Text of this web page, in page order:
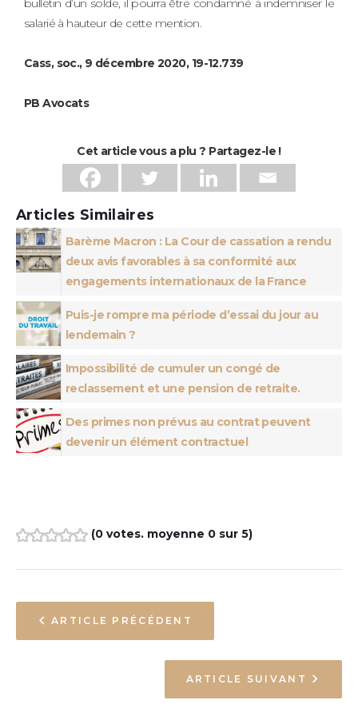
bulletin d’un solde, il pourra être condamné à indemniser le
salarié à hauteur de cette mention.
Cass, soc., 9 décembre 2020, 19-12.739
PB Avocats
Cet article vous a plu ? Partagez-le !
Articles Similaires
Barème Macron : La Cour de cassation a rendu
deux avis favorables à sa conformité aux
engagements internationaux de la France
Puis-je rompre ma période d’essai du jour au
lendemain ?
Impossibilité de cumuler un congé de
reclassement et une pension de retraite.
Des primes non prévus au contrat peuvent
devenir un élément contractuel
(0 votes. moyenne 0sur 5)
ARTICLE PRÉCÉDENT
ARTICLE SUIVANT